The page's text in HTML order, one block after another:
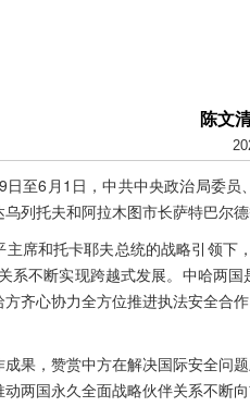
陈文
日至6月1日，中共中央政治局委
列托夫和阿拉木图市长萨特巴尔
席和托卡耶夫总统的战略引领下
系不断实现跨越式发展。中哈两
齐心协力全方位推进执法安全合
果，赞赏中方在解决国际安全问
两国永久全面战略伙伴关系不断